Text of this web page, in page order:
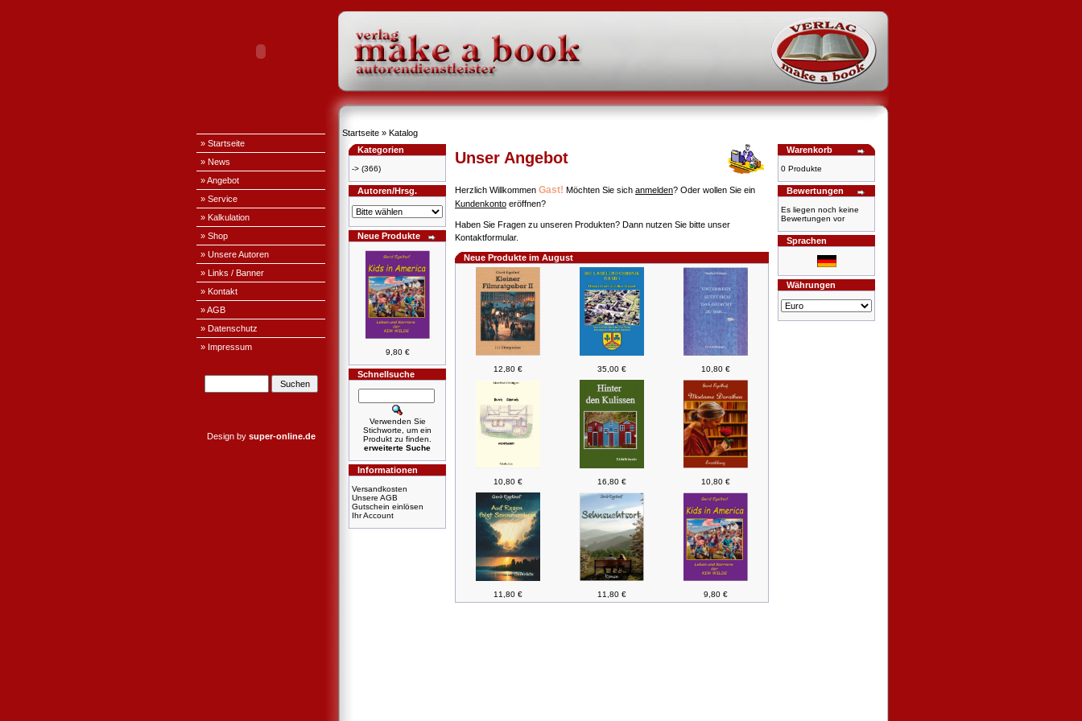
» Startseite
» News
» Angebot
» Service
» Kalkulation
» Shop
» Unsere Autoren
» Links / Banner
» Kontakt
» AGB
» Datenschutz
» Impressum
Design by super-online.de
Startseite » Katalog
Kategorien
-> (366)
Autoren/Hrsg.
Neue Produkte
9,80 €
Schnellsuche
Verwenden Sie
Stichworte, um ein
Produkt zu finden.
erweiterte Suche
Informationen
Versandkosten
Unsere AGB
Gutschein einlösen
Ihr Account
Unser Angebot
Herzlich Willkommen Gast! Möchten Sie sich anmelden? Oder wollen Sie ein
Kundenkonto eröffnen?
Haben Sie Fragen zu unseren Produkten? Dann nutzen Sie bitte unser
Kontaktformular.
Neue Produkte im August
12,80 € 35,00 € 10,80 €
10,80 € 16,80 € 10,80 €
11,80 € 11,80 € 9,80 €
Warenkorb
0 Produkte
Bewertungen
Es liegen noch keine
Bewertungen vor
Sprachen
Währungen